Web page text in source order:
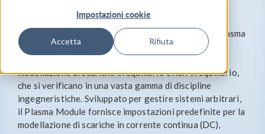
Impostazioni cookie
Accetta Rifiuta
comprese le reazioni di superficie, la cinetica fisica, il
trasferimento e di massa e l'elettromagnetismo. Il Plasma
Module è un prodotto aggiuntivo di
modellazione di scariche in equilibrio e non in equilibrio,
che si verificano in una vasta gamma di discipline
ingegneristiche. Sviluppato per gestire sistemi arbitrari,
il Plasma Module fornisce impostazioni predefinite per la
modellazione di scariche in corrente continua (DC),